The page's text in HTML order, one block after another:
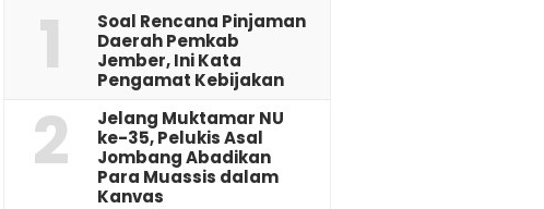
1
‎Soal Rencana Pinjaman
Daerah Pemkab
Jember, Ini Kata
Pengamat Kebijakan ‎
2
Jelang Muktamar NU
ke-35, Pelukis Asal
Jombang Abadikan
Para Muassis dalam
Kanvas